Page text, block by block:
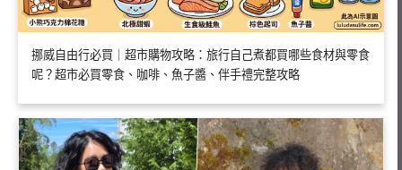
挪威自由行必買｜超市購物攻略：旅行自己煮都買哪些食材與零食
呢？超市必買零食、咖啡、魚子醬、伴手禮完整攻略